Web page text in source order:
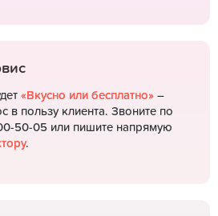
«Вкусно или бесплатно» –
пользу клиента. Звоните по
50-05 или пишите напрямую
.